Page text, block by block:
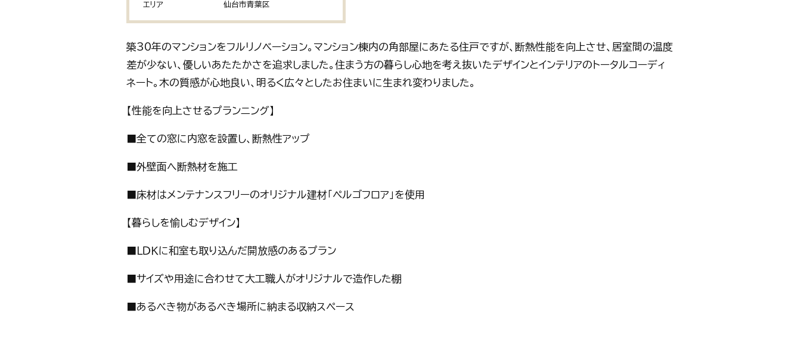
エリア 仙台市青葉区
築30年のマンションをフルリノベーション。マンション棟内の角部屋にあたる住戸ですが、断熱性能を向上させ、居室間の温度
差が少ない、優しいあたたかさを追求しました。住まう方の暮らし心地を考え抜いたデザインとインテリアのトータルコーディ
ネート。木の質感が心地良い、明るく広々としたお住まいに生まれ変わりました。
【性能を向上させるプランニング】
■全ての窓に内窓を設置し、断熱性アップ
■外壁面へ断熱材を施工
■床材はメンテナンスフリーのオリジナル建材「ペルゴフロア」を使用
【暮らしを愉しむデザイン】
■ＬＤＫに和室も取り込んだ開放感のあるプラン
■サイズや用途に合わせて大工職人がオリジナルで造作した棚
■あるべき物があるべき場所に納まる収納スペース